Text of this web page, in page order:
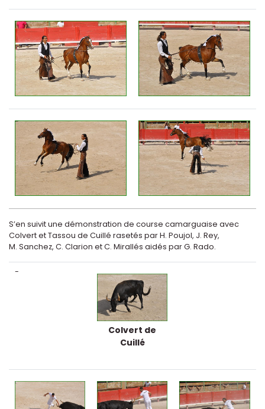
S’en suivit une démonstration de course camarguaise avec
Colvert et Tassou de Cuillé rasetés par H. Poujol, J. Rey,
M. Sanchez, C. Clarion et C. Mirallés aidés par G. Rado.
-
Colvert de
Cuillé